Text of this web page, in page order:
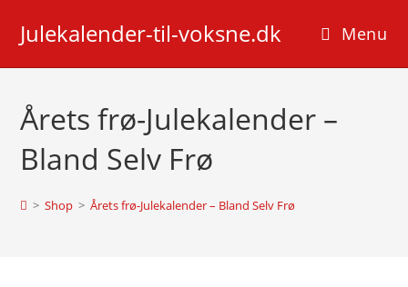
content
Julekalender-til-voksne.dk Menu
Årets frø-Julekalender –
Bland Selv Frø
> Shop > Årets frø-Julekalender – Bland Selv Frø